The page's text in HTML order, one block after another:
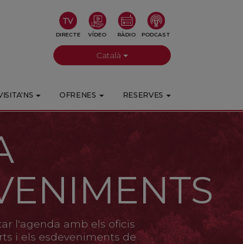
DIRECTE VÍDEO RÀDIO PODCAST
Català
OFRENES RESERVES
l'agenda amb els oficis
i els esdeveniments de